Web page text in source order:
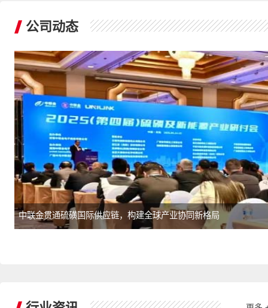
公司动态
中联金贯通硫磺国际供应链，构建全球产业协同新格局